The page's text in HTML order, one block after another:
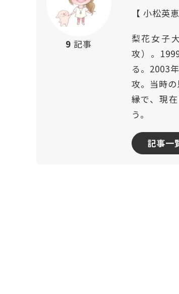
9 記事
【 小松英
梨花女子
攻）。
る。2003
攻。当時
縁で、現
う。
記事一